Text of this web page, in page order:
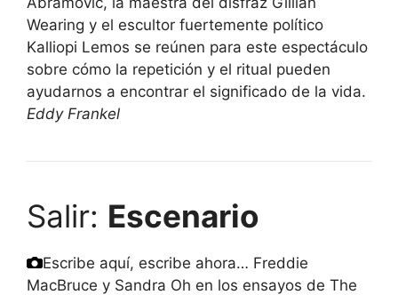
Wearing y el escultor fuertemente político
Kalliopi Lemos se reúnen para este espectáculo
sobre cómo la repetición y el ritual pueden
ayudarnos a encontrar el significado de la vida.
Eddy Frankel
Salir: Escenario
Escribe aquí, escribe ahora… Freddie
MacBruce y Sandra Oh en los ensayos de The